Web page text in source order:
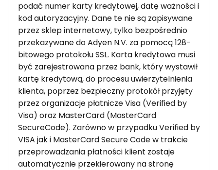
podać numer karty kredytowej, datę ważności i
kod autoryzacyjny. Dane te nie są zapisywane
przez sklep internetowy, tylko bezpośrednio
przekazywane do Adyen N.V. za pomocą 128-
bitowego protokołu SSL. Karta kredytowa musi
być zarejestrowana przez bank, który wystawił
kartę kredytową, do procesu uwierzytelnienia
klienta, poprzez bezpieczny protokół przyjęty
przez organizacje płatnicze Visa (Verified by
Visa) oraz MasterCard (MasterCard
SecureCode). Zarówno w przypadku Verified by
VISA jak i MasterCard Secure Code w trakcie
przeprowadzania płatności klient zostaje
automatycznie przekierowany na stronę